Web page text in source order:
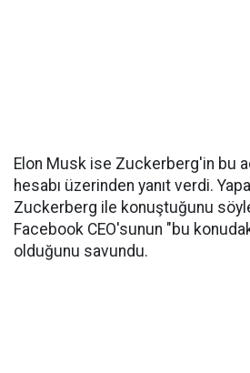
Elon Musk ise Zuckerberg'in bu
hesabı üzerinden yanıt verdi.
Zuckerberg ile konuştuğunu
Facebook CEO'sunun "bu konudaki
olduğunu savundu.